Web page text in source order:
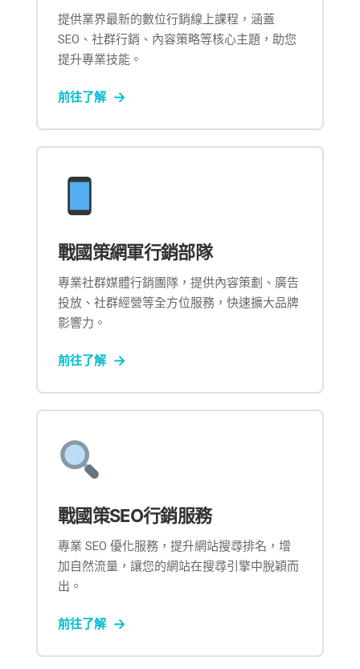
提供業界最新的數位行銷線上課程，涵蓋
SEO、社群行銷、內容策略等核心主題，助您
提升專業技能。
前往了解
戰國策網軍行銷部隊
專業社群媒體行銷團隊，提供內容策劃、廣告
投放、社群經營等全方位服務，快速擴大品牌
影響力。
前往了解
戰國策SEO行銷服務
專業 SEO 優化服務，提升網站搜尋排名，增
加自然流量，讓您的網站在搜尋引擎中脫穎而
出。
前往了解